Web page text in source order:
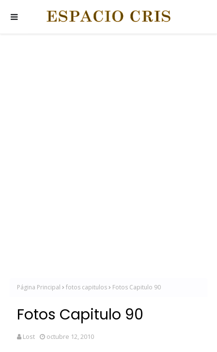
Página Principal fotos capitulos Fotos Capitulo 90
Fotos Capitulo 90
Lost octubre 12, 2010